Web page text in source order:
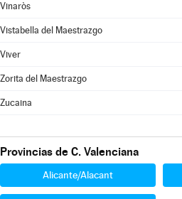
Vinaròs
Vistabella del Maestrazgo
Viver
Zorita del Maestrazgo
Zucaina
Provincias de C. Valenciana
Alicante/Alacant